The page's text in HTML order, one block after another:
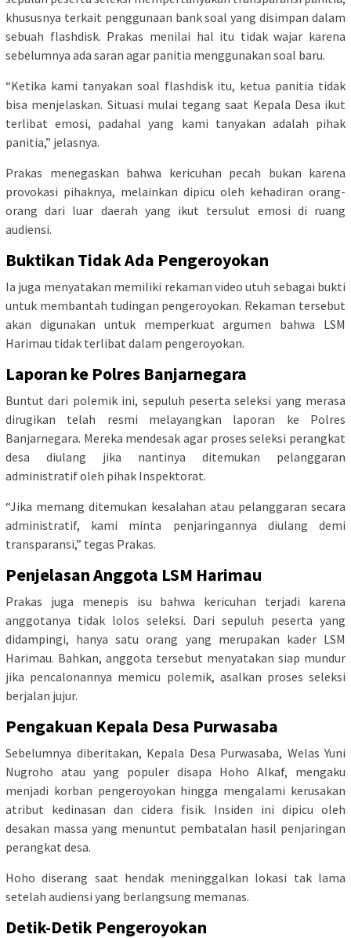
khususnya terkait penggunaan bank soal yang disimpan dalam
sebuah flashdisk. Prakas menilai hal itu tidak wajar karena
sebelumnya ada saran agar panitia menggunakan soal baru.
“Ketika kami tanyakan soal flashdisk itu, ketua panitia tidak
bisa menjelaskan. Situasi mulai tegang saat Kepala Desa ikut
terlibat emosi, padahal yang kami tanyakan adalah pihak
panitia,” jelasnya.
Prakas menegaskan bahwa kericuhan pecah bukan karena
provokasi pihaknya, melainkan dipicu oleh kehadiran orang-
orang dari luar daerah yang ikut tersulut emosi di ruang
audiensi.
Buktikan Tidak Ada Pengeroyokan
Ia juga menyatakan memiliki rekaman video utuh sebagai bukti
untuk membantah tudingan pengeroyokan. Rekaman tersebut
akan digunakan untuk memperkuat argumen bahwa LSM
Harimau tidak terlibat dalam pengeroyokan.
Laporan ke Polres Banjarnegara
Buntut dari polemik ini, sepuluh peserta seleksi yang merasa
dirugikan telah resmi melayangkan laporan ke Polres
Banjarnegara. Mereka mendesak agar proses seleksi perangkat
desa diulang jika nantinya ditemukan pelanggaran
administratif oleh pihak Inspektorat.
“Jika memang ditemukan kesalahan atau pelanggaran secara
administratif, kami minta penjaringannya diulang demi
transparansi,” tegas Prakas.
Penjelasan Anggota LSM Harimau
Prakas juga menepis isu bahwa kericuhan terjadi karena
anggotanya tidak lolos seleksi. Dari sepuluh peserta yang
didampingi, hanya satu orang yang merupakan kader LSM
Harimau. Bahkan, anggota tersebut menyatakan siap mundur
jika pencalonannya memicu polemik, asalkan proses seleksi
berjalan jujur.
Pengakuan Kepala Desa Purwasaba
Sebelumnya diberitakan, Kepala Desa Purwasaba, Welas Yuni
Nugroho atau yang populer disapa Hoho Alkaf, mengaku
menjadi korban pengeroyokan hingga mengalami kerusakan
atribut kedinasan dan cidera fisik. Insiden ini dipicu oleh
desakan massa yang menuntut pembatalan hasil penjaringan
perangkat desa.
Hoho diserang saat hendak meninggalkan lokasi tak lama
setelah audiensi yang berlangsung memanas.
Detik-Detik Pengeroyokan